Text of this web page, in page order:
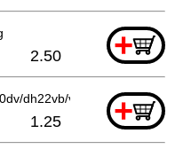
+
2.50
dh22vb/vd Dh24pb-vd/
+
1.25